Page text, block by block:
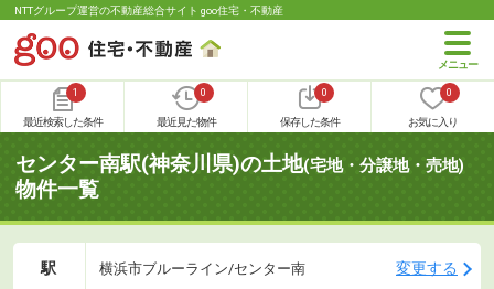
NTTグループ運営の不動産総合サイト goo住宅・不動産
1
最近検索した条件
0
最近見た物件
0
保存した条件
0
お気に入り
センター南駅(神奈川県)の土地(宅地・分譲地・売地)
物件一覧
駅 横浜市ブルーライン/センター南 変更する